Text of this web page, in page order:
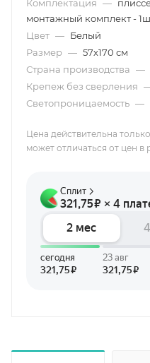
Комплектация —
монтажный комплект -
Цвет — Белый
Размер — 57х170 см
Страна производства —
Крепеж без сверления
Светопроницаемость —
Цена действительна
может отличаться от цен в